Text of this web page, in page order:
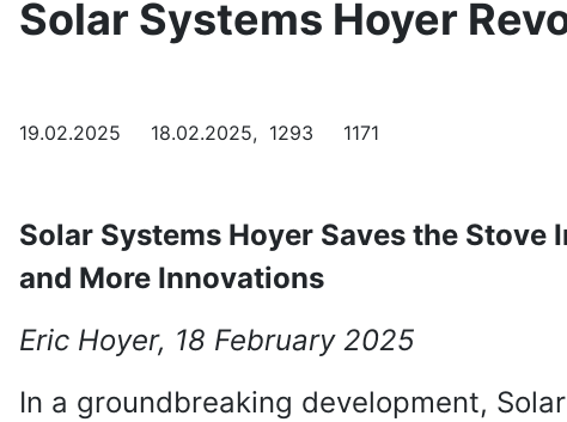
Solar Systems Hoyer
19.02.2025 18.02.2025, 1293 1171
Solar Systems Hoyer Saves the
and More Innovations
Eric Hoyer, 18 February 2025
In a groundbreaking development,